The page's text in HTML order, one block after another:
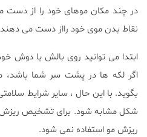
در چند مکان موهای خود را از دست
نقاط بدن موی خود رااز دست می
ابتدا می توانید روی بالش یا دوش
اگر لکه ها در پشت سر شما
بگوید. با این حال ، سایر شرایط
شکل مشابه شود. برای تشخیص ریزش
ریزش مو استفاده نمی شود.